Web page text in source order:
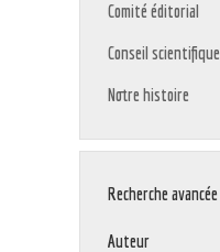
Comité éditorial
Conseil scientifique
Notre histoire
Recherche avancée
Auteur